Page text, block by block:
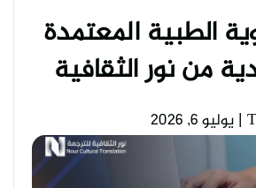
الطبية المعتمدة
من نور الثقافية
| يوليو 6, 2026